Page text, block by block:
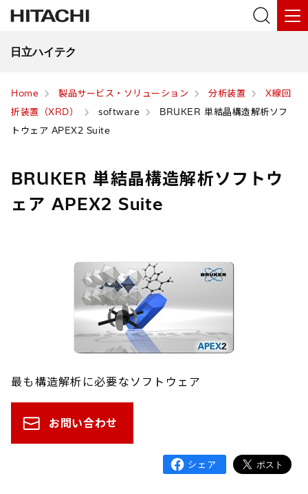
日立ハイテク
Home 製品サービス・ソリューション 分析装置
X線回
折装置（XRD）
software
BRUKER 単結晶構造解析ソフ
トウェア APEX2 Suite
BRUKER 単結晶構造解析ソフトウ
ェア APEX2 Suite
最も構造解析に必要なソフトウェア
お問い合わせ